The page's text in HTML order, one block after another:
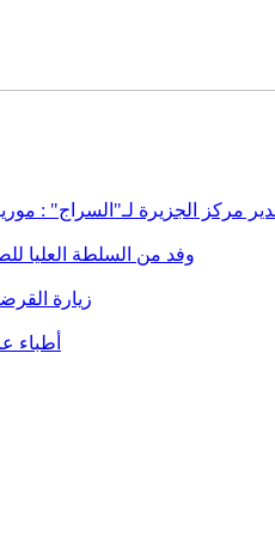
مركز الجزيرة لـ"السراج" :
وفد من السلطة العليا
زيارة
أطباء